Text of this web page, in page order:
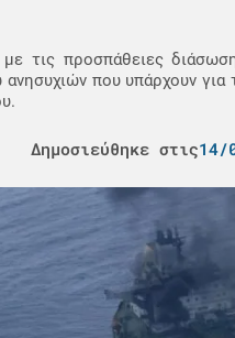
με τις προσπάθειες
που υπάρχουν για
Δημοσιεύθηκε στις14/